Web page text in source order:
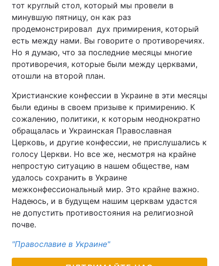
тот круглый стол, который мы провели в
минувшую пятницу, он как раз
продемонстрировал дух примирения, который
есть между нами. Вы говорите о противоречиях.
Но я думаю, что за последние месяцы многие
противоречия, которые были между церквами,
отошли на второй план.
Христианские конфессии в Украине в эти месяцы
были едины в своем призыве к примирению. К
сожалению, политики, к которым неоднократно
обращалась и Украинская Православная
Церковь, и другие конфессии, не прислушались к
голосу Церкви. Но все же, несмотря на крайне
непростую ситуацию в нашем обществе, нам
удалось сохранить в Украине
межконфессиональный мир. Это крайне важно.
Надеюсь, и в будущем нашим церквам удастся
не допустить противостояния на религиозной
почве.
"Православие в Украине"